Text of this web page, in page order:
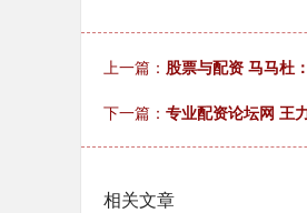
上一篇： 股票与配资 马马杜
下一篇： 专业配资论坛网 王
相关文章